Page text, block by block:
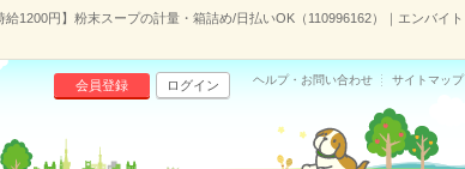
給1200円】粉末スープの計量・箱詰め/日払いOK（110996162）｜エンバイト
会員登録 ログイン ヘルプ・お問い合わせ サイトマップ